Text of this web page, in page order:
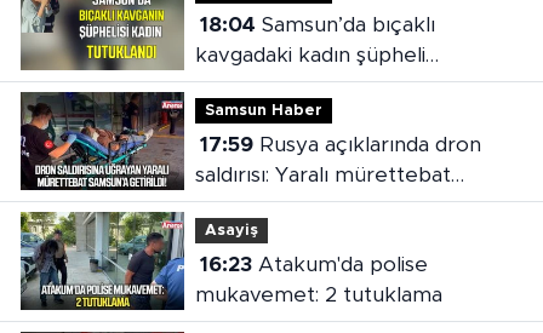
18:04
kavgadaki kadın şüpheli
tutuklandı
Samsun Haber
17:59Rusya açıklarında dron
saldırısı: Yaralı mürettebat
Samsun'a getirildi
Asayiş
16:23Atakum'da polise
mukavemet: 2 tutuklama